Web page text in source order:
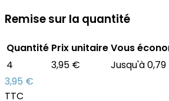
Remise sur la quantité
Quantité Prix unitaireVous
4
3,95 €
Jusqu'à
3,95 €
TTC